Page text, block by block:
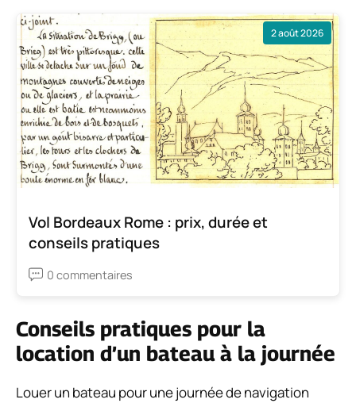
2 août 2026
Vol Bordeaux Rome : prix, durée et
conseils pratiques
0 commentaires
Conseils pratiques pour la
location d’un bateau à la journée
Louer un bateau pour une journée de navigation